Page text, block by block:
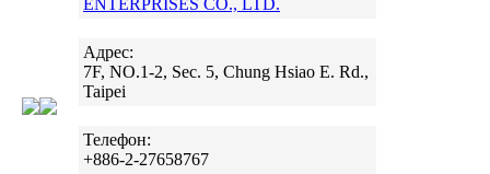
ENTERPRISES CO., LTD.
Адрес:
7F, NO.1-2, Sec. 5, Chung Hsiao E. Rd.,
Taipei
Телефон:
+886-2-27658767